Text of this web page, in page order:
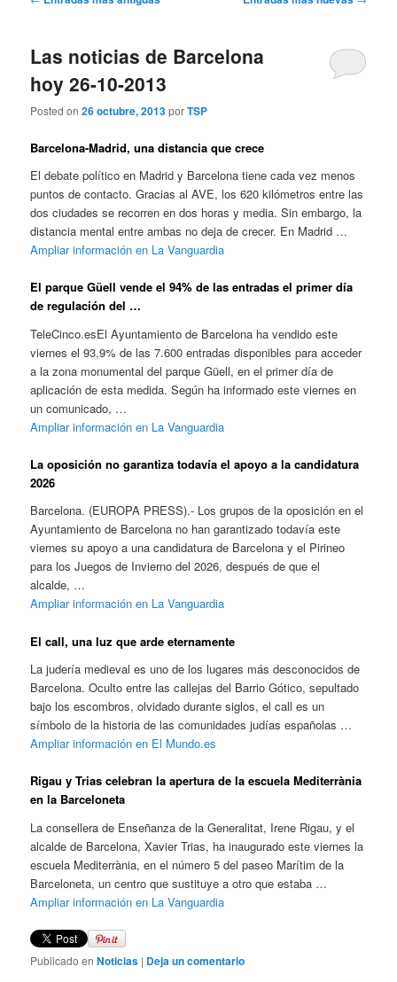
e
a
c
ó
d
e
e
n
t
a
d
a
s
Las noticias de Barcelona
hoy 26-10-2013
Posted on26 octubre, 2013porTSP
Barcelona-Madrid, una distancia que crece
El debate político en Madrid y Barcelona tiene cada vez menos
puntos de contacto. Gracias al AVE, los 620 kilómetros entre las
dos ciudades se recorren en dos horas y media. Sin embargo, la
distancia mental entre ambas no deja de crecer. En Madrid …
Ampliar información en La Vanguardia
El parque Güell vende el 94% de las entradas el primer día
de regulación del …
TeleCinco.esEl Ayuntamiento de Barcelona ha vendido este
viernes el 93,9% de las 7.600 entradas disponibles para acceder
a la zona monumental del parque Güell, en el primer día de
aplicación de esta medida. Según ha informado este viernes en
un comunicado, …
Ampliar información en La Vanguardia
La oposición no garantiza todavía el apoyo a la candidatura
2026
Barcelona. (EUROPA PRESS).- Los grupos de la oposición en el
Ayuntamiento de Barcelona no han garantizado todavía este
viernes su apoyo a una candidatura de Barcelona y el Pirineo
para los Juegos de Invierno del 2026, después de que el
alcalde, …
Ampliar información en La Vanguardia
El call, una luz que arde eternamente
La judería medieval es uno de los lugares más desconocidos de
Barcelona. Oculto entre las callejas del Barrio Gótico, sepultado
bajo los escombros, olvidado durante siglos, el call es un
símbolo de la historia de las comunidades judías españolas …
Ampliar información en El Mundo.es
Rigau y Trias celebran la apertura de la escuela Mediterrània
en la Barceloneta
La consellera de Enseñanza de la Generalitat, Irene Rigau, y el
alcalde de Barcelona, Xavier Trias, ha inaugurado este viernes la
escuela Mediterrània, en el número 5 del paseo Marítim de la
Barceloneta, un centro que sustituye a otro que estaba …
Ampliar información en La Vanguardia
Publicado en Noticias | Deja un comentario